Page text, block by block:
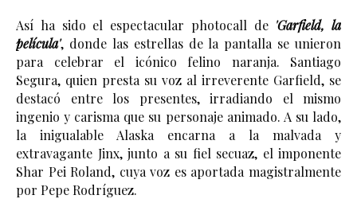
Así ha sido el espectacular photocall de 'Garfield, la
película', donde las estrellas de la pantalla se unieron
para celebrar el icónico felino naranja. Santiago
Segura, quien presta su voz al irreverente Garfield, se
destacó entre los presentes, irradiando el mismo
ingenio y carisma que su personaje animado. A su lado,
la inigualable Alaska encarna a la malvada y
extravagante Jinx, junto a su fiel secuaz, el imponente
Shar Pei Roland, cuya voz es aportada magistralmente
por Pepe Rodríguez.